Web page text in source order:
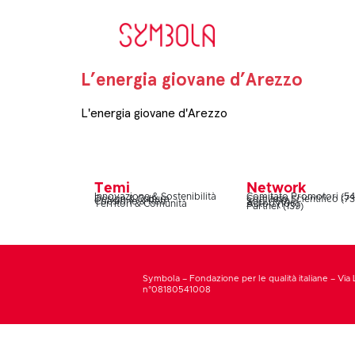
L’energia giovane d’Arezzo
L'energia giovane d'Arezzo
Temi
Innovazione & Sostenibilità
Design & Cultura
Coesione & Reti
Territori & Comunità
Network
Comitato Promotori
Comitato Scientifico
Soci (160)
Autori (106)
Partner (139)
Symbola – Fondazione per le qualità italiane – Via
n°08180541008